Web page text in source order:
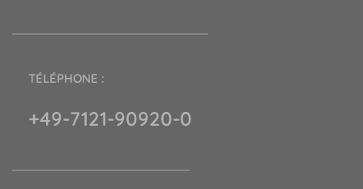
TÉLÉPHONE :
+49-7121-90920-0